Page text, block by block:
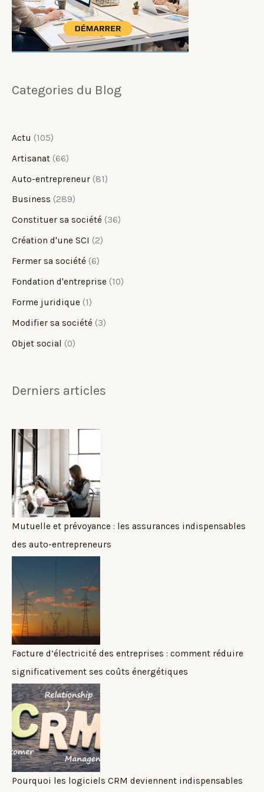
Categories du Blog
Actu (105)
Artisanat (66)
Auto-entrepreneur (81)
Business (289)
Constituer sa société (36)
Création d'une SCI (2)
Fermer sa société (6)
Fondation d'entreprise (10)
Forme juridique (1)
Modifier sa société (3)
Objet social (0)
Derniers articles
Mutuelle et prévoyance : les assurances indispensables
des auto-entrepreneurs
Facture d’électricité des entreprises : comment réduire
significativement ses coûts énergétiques
Pourquoi les logiciels CRM deviennent indispensables